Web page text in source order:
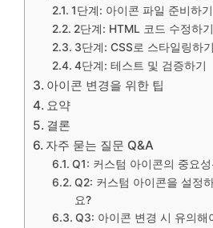
1단계: 아이콘 파일 준비하기
2단계: HTML 코드 수정하기
3단계: CSS로 스타일링하기
4단계: 테스트 및 검증하기
아이콘 변경을 위한 팁
요약
결론
자주 묻는 질문 Q&A
Q1: 커스텀 아이콘의 중요
Q2: 커스텀 아이콘을 설정
요?
Q3: 아이콘 변경 시 유의해